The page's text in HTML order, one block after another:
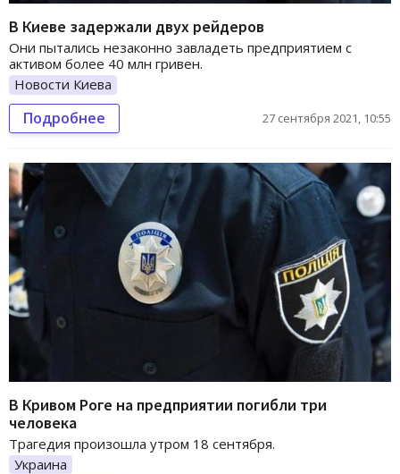
В Киеве задержали двух рейдеров
Они пытались незаконно завладеть предприятием с
активом более 40 млн гривен.
Новости Киева
Подробнее 27 сентября 2021, 10:55
В Кривом Роге на предприятии погибли три
человека
Трагедия произошла утром 18 сентября.
Украина